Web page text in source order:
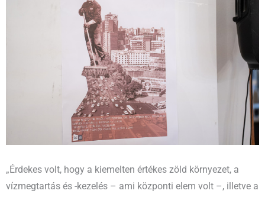
„Érdekes volt, hogy a kiemelten értékes zöld környezet, a
vízmegtartás és -kezelés – ami központi elem volt –, illetve a